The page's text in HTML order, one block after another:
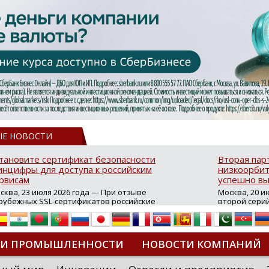
НОВОСТИ
сертификат безопасности
для доступа к российским
23 июля 2026 года — При отзыве
SSL-сертификатов российские
могут некорректно открываться в
браузерах (Google Chrome,
Edge и др.), а соединение с сервисами
ресурсы уже сообщили о
недоступности и ошибках при
из-за отзывов сертификатов
Вторая
успешно
Москва, 20
второй
аппаратов,
масштабной
интернет с
из
«Экономика
ПРОМЫШЛЕННОСТИ НОВОСТИ КОМПАНИЙ